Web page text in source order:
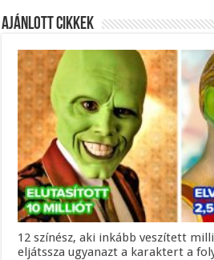
Ajánlott Cikkek
12 színész, aki inkább veszített
eljátssza ugyanazt a karaktert a